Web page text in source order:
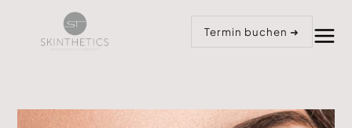
Termin buchen
Anrufen
Termin buchen ➜